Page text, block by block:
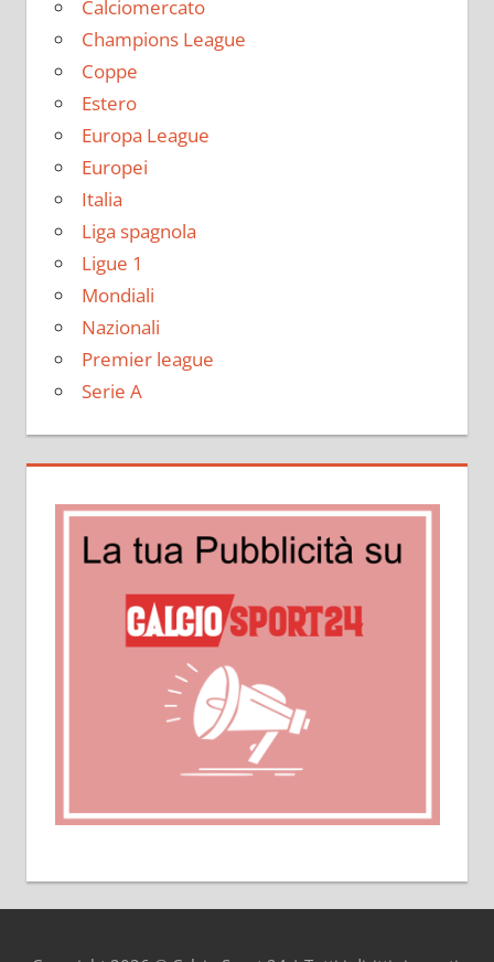
Calciomercato
Champions League
Coppe
Estero
Europa League
Europei
Italia
Liga spagnola
Ligue 1
Mondiali
Nazionali
Premier league
Serie A